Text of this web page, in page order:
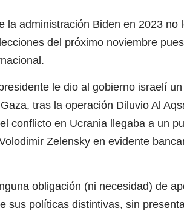
la administración Biden en 2023 no
del próximo noviembre
le dio al gobierno israelí
tras la operación Diluvio Al
conflicto en Ucrania llegaba a un
Zelensky en evidente
obligación (ni necesidad) de
sus políticas distintivas, sin